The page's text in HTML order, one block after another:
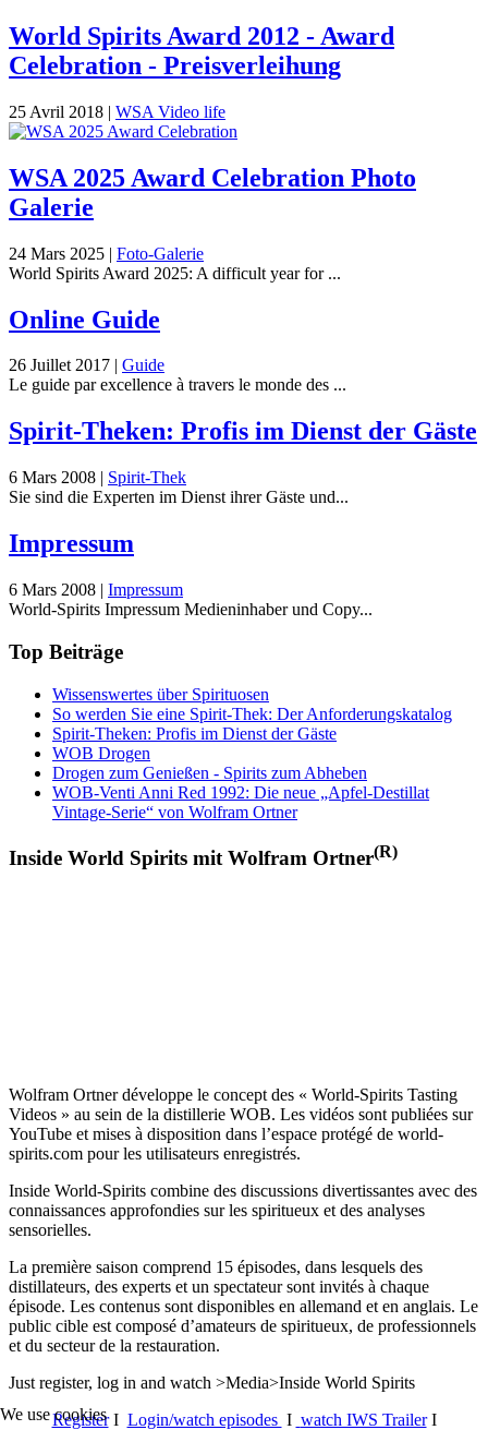
World Spirits Award 2012 - Award
Celebration - Preisverleihung
25 Avril 2018 | WSA Video life
WSA 2025 Award Celebration Photo
Galerie
24 Mars 2025 | Foto-Galerie
World Spirits Award 2025: A difficult year for ...
Online Guide
26 Juillet 2017 | Guide
Le guide par excellence à travers le monde des ...
Spirit-Theken: Profis im Dienst der Gäste
6 Mars 2008 | Spirit-Thek
Sie sind die Experten im Dienst ihrer Gäste und...
Impressum
6 Mars 2008 | Impressum
World-Spirits Impressum Medieninhaber und Copy...
Top Beiträge
Wissenswertes über Spirituosen
So werden Sie eine Spirit-Thek: Der Anforderungskatalog
Spirit-Theken: Profis im Dienst der Gäste
WOB Drogen
Drogen zum Genießen - Spirits zum Abheben
WOB-Venti Anni Red 1992: Die neue „Apfel-Destillat
Vintage-Serie“ von Wolfram Ortner
Inside World Spirits mit Wolfram Ortner(R)
Wolfram Ortner développe le concept des « World-Spirits Tasting
Videos » au sein de la distillerie WOB. Les vidéos sont publiées sur
YouTube et mises à disposition dans l’espace protégé de world-
spirits.com pour les utilisateurs enregistrés.
Inside World-Spirits combine des discussions divertissantes avec des
connaissances approfondies sur les spiritueux et des analyses
sensorielles.
La première saison comprend 15 épisodes, dans lesquels des
distillateurs, des experts et un spectateur sont invités à chaque
épisode. Les contenus sont disponibles en allemand et en anglais. Le
public cible est composé d’amateurs de spiritueux, de professionnels
et du secteur de la restauration.
Just register, log in and watch >Media>Inside World Spirits
RegisterI Login/watch episodes I watch IWS TrailerI
We use cookies